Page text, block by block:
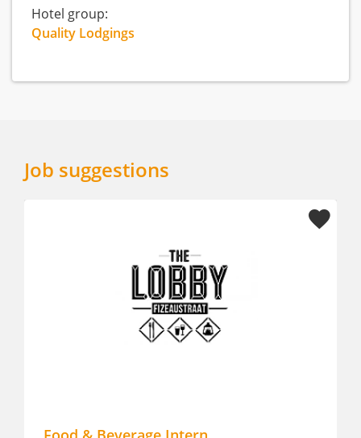
Hotel group:
Quality Lodgings
Job suggestions